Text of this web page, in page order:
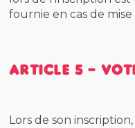
fournie en cas de mise
Article 5 -
Lors de son